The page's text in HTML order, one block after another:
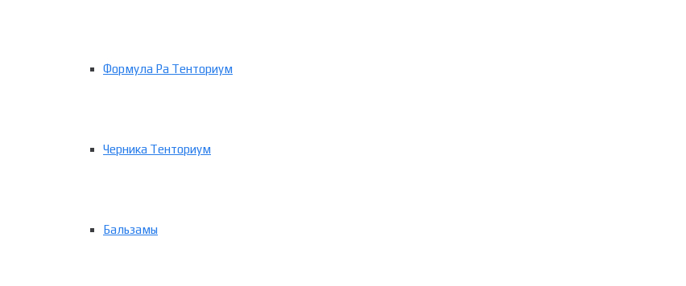
Формула Ра Тенториум
Черника Тенториум
Бальзамы